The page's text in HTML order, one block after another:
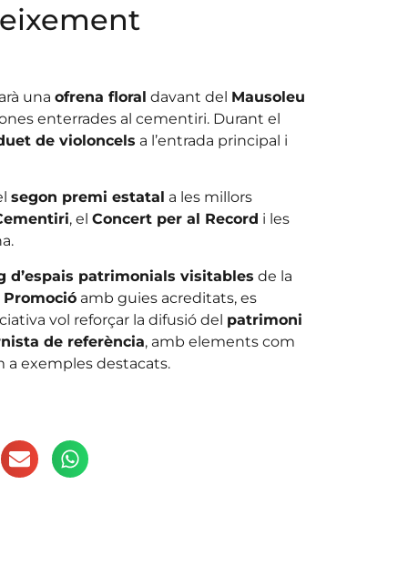
una ofrena floral davant del Mausoleu
enterrades al cementiri. Durant el
de violoncels a l’entrada principal i
segon premi estatal a les millors
, el Concert per al Record i les
d’espais patrimonials visitables de la
Promocióamb guies acreditats, es
vol reforçar la difusió del patrimoni
de referència, amb elements com
a exemples destacats.